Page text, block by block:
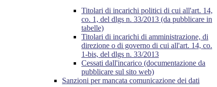
Titolari di incarichi politici di cui all'art. 14,
co. 1, del dlgs n. 33/2013 (da pubblicare in
tabelle)
Titolari di incarichi di amministrazione, di
direzione o di governo di cui all'art. 14, co.
1-bis, del dlgs n. 33/2013
Cessati dall'incarico (documentazione da
pubblicare sul sito web)
Sanzioni per mancata comunicazione dei dati